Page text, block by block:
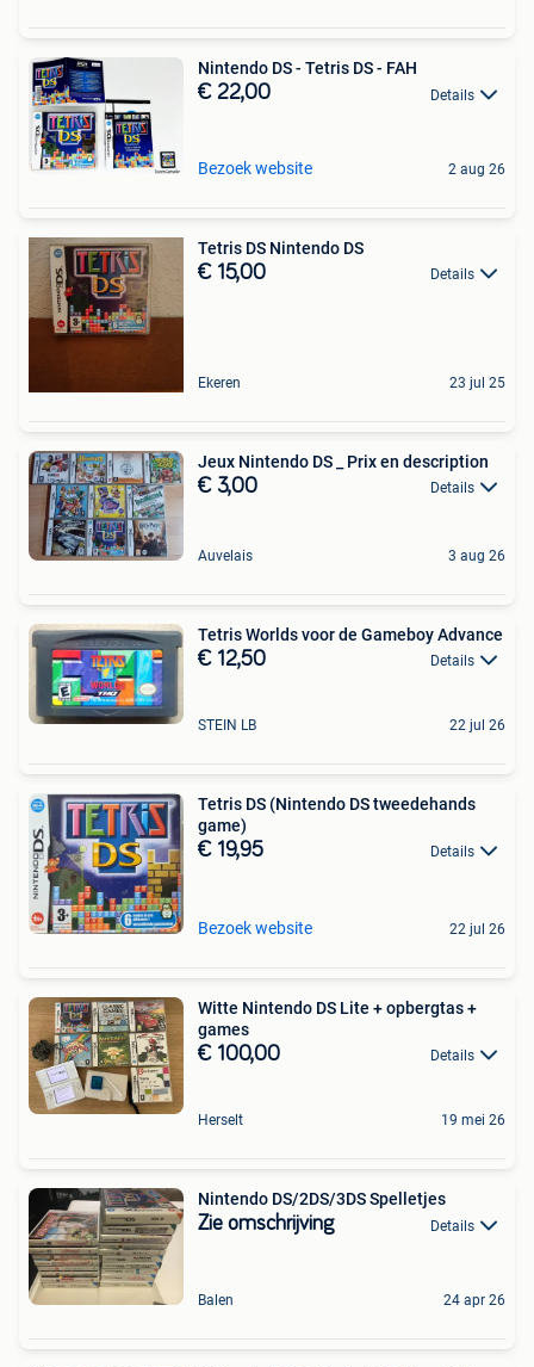
Nintendo DS - Tetris DS - FAH
€ 22,00 Details
Bezoek website 2 aug 26
Tetris DS Nintendo DS
€ 15,00 Details
Ekeren 23 jul 25
Jeux Nintendo DS _ Prix en description
€ 3,00 Details
Auvelais 3 aug 26
Tetris Worlds voor de Gameboy Advance
€ 12,50 Details
STEIN LB 22 jul 26
Tetris DS (Nintendo DS tweedehands
game)
€ 19,95 Details
Bezoek website 22 jul 26
Witte Nintendo DS Lite + opbergtas +
games
€ 100,00 Details
Herselt 19 mei 26
Nintendo DS/2DS/3DS Spelletjes
Zie omschrijving Details
Balen 24 apr 26